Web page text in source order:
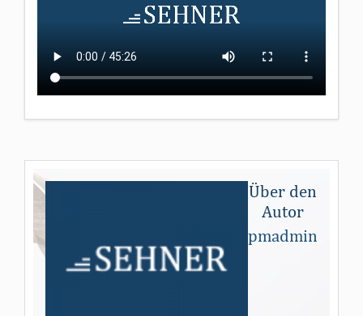
Über den
Autor
pmadmin